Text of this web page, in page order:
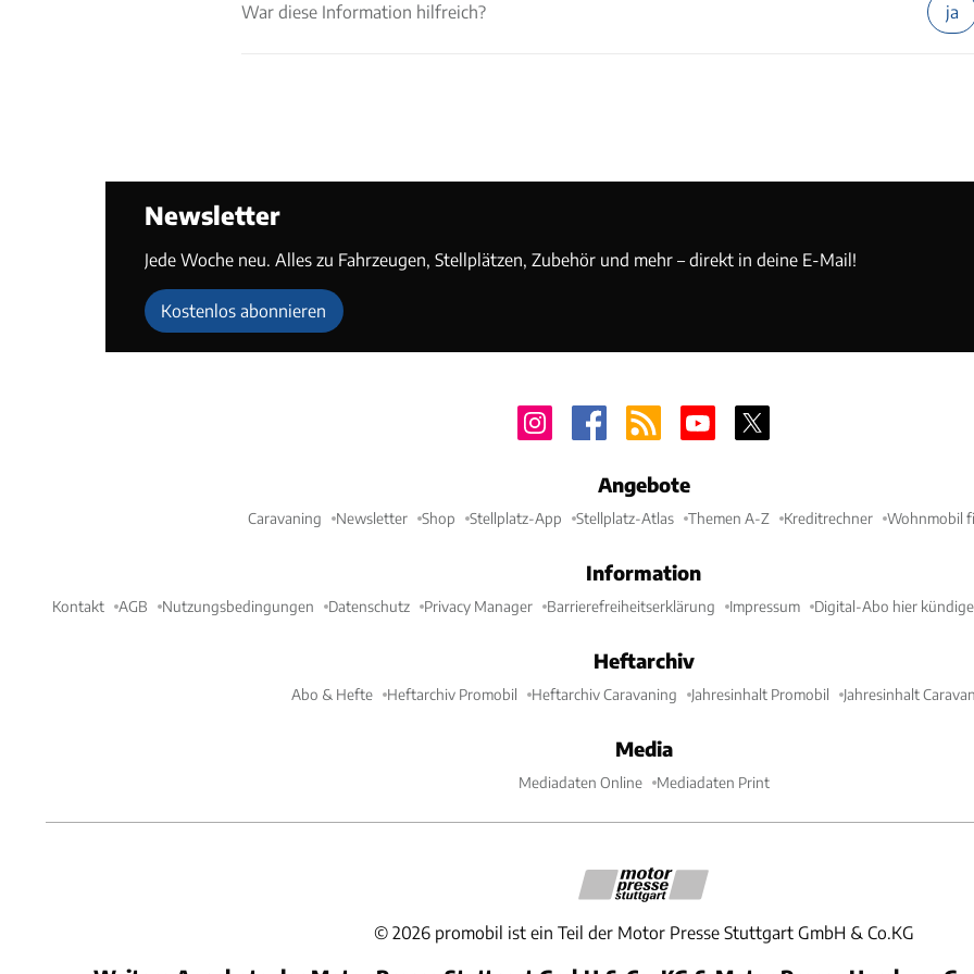
War diese Information hilfreich? ja
Newsletter
Jede Woche neu. Alles zu Fahrzeugen, Stellplätzen, Zubehör und mehr – direkt in deine E-Mail!
Kostenlos abonnieren
Angebote
Caravaning Newsletter Shop Stellplatz-App Stellplatz-Atlas Themen A-Z Kreditrechner Wohnmobil
Information
Kontakt AGB Nutzungsbedingungen Datenschutz Privacy Manager Barrierefreiheitserklärung Impressum Digital-Abo hier
Heftarchiv
Abo & Hefte Heftarchiv Promobil Heftarchiv Caravaning Jahresinhalt Promobil Jahresinhalt
Media
Mediadaten Online Mediadaten Print
© 2026 promobil ist ein Teil der Motor Presse Stuttgart GmbH & Co.KG